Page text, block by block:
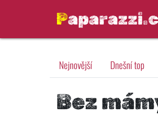
Nejnovější Dnešní top
Bez